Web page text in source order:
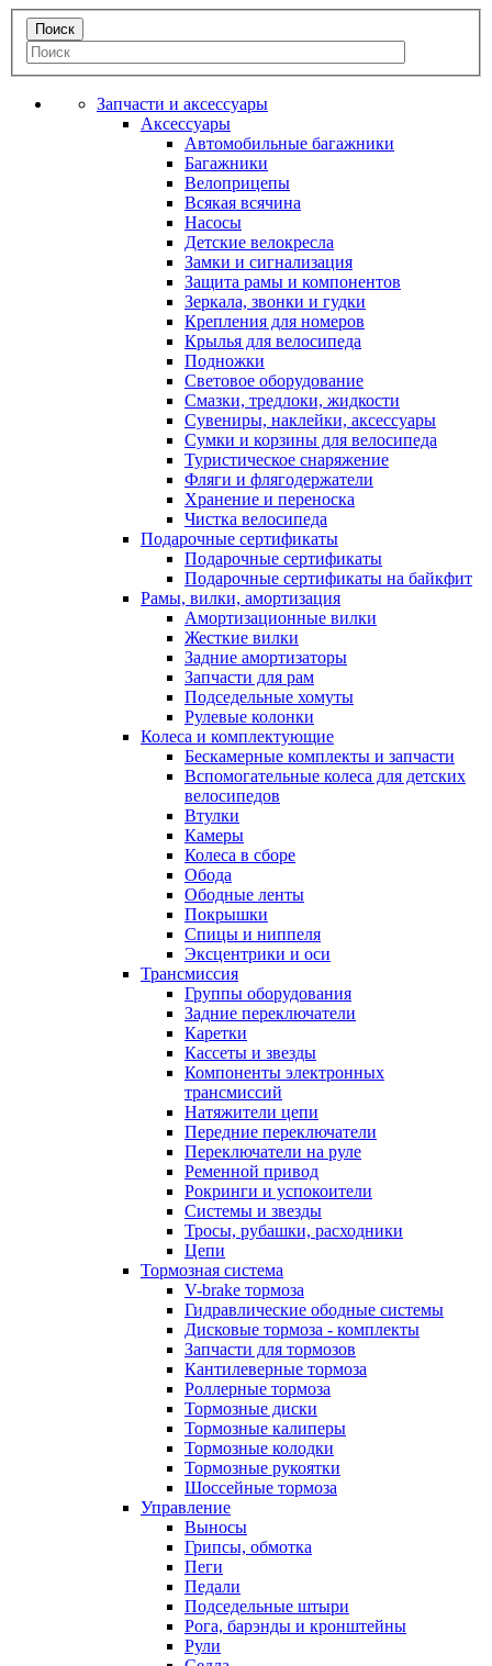
Запчасти и аксессуары
Аксессуары
Автомобильные багажники
Багажники
Велоприцепы
Всякая всячина
Насосы
Детские велокресла
Замки и сигнализация
Защита рамы и компонентов
Зеркала, звонки и гудки
Крепления для номеров
Крылья для велосипеда
Подножки
Световое оборудование
Смазки, тредлоки, жидкости
Сувениры, наклейки, аксессуары
Сумки и корзины для велосипеда
Туристическое снаряжение
Фляги и флягодержатели
Хранение и переноска
Чистка велосипеда
Подарочные сертификаты
Подарочные сертификаты
Подарочные сертификаты на байкфит
Рамы, вилки, амортизация
Амортизационные вилки
Жесткие вилки
Задние амортизаторы
Запчасти для рам
Подседельные хомуты
Рулевые колонки
Колеса и комплектующие
Бескамерные комплекты и запчасти
Вспомогательные колеса для детских
велосипедов
Втулки
Камеры
Колеса в сборе
Обода
Ободные ленты
Покрышки
Спицы и ниппеля
Эксцентрики и оси
Трансмиссия
Группы оборудования
Задние переключатели
Каретки
Кассеты и звезды
Компоненты электронных
трансмиссий
Натяжители цепи
Передние переключатели
Переключатели на руле
Ременной привод
Рокринги и успокоители
Системы и звезды
Тросы, рубашки, расходники
Цепи
Тормозная система
V-brake тормоза
Гидравлические ободные системы
Дисковые тормоза - комплекты
Запчасти для тормозов
Кантилеверные тормоза
Роллерные тормоза
Тормозные диски
Тормозные калиперы
Тормозные колодки
Тормозные рукоятки
Шоссейные тормоза
Управление
Выносы
Грипсы, обмотка
Пеги
Педали
Подседельные штыри
Рога, барэнды и кронштейны
Рули